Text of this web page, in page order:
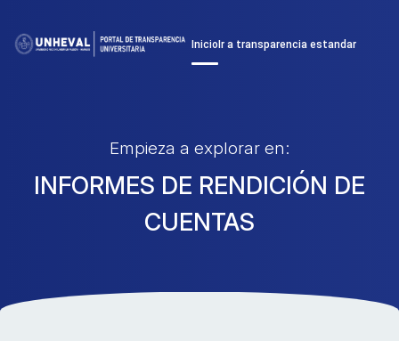
Inicio Ir a transparencia estandar
Empieza a explorar en:
INFORMES DE RENDICIÓN DE
CUENTAS